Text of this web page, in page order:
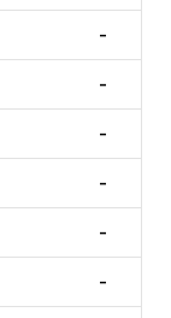
-
-
-
-
-
-